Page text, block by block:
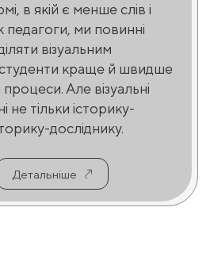
в якій є менше слів і
педагоги, ми повинні
візуальним
краще й швидше
Але візуальні
не тільки історику-
досліднику.
Детальніше